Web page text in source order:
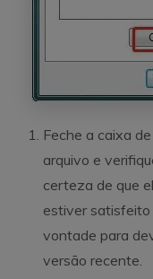
Feche a caixa
arquivo e
certeza de que
estiver satisfeito
vontade para
versão recente.